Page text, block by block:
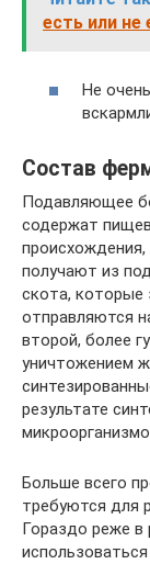
есть или не
Не
Состав
Подавляющее
содержат
происхождения,
получают из
скота, которые
отправляются
второй, более
уничтожением
результате
Больше всего
требуются для
Гораздо реже в